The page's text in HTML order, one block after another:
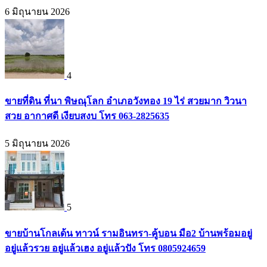
6 มิถุนายน 2026
4
ขายที่ดิน ที่นา พิษณุโลก อำเภอวังทอง 19 ไร่ สวยมาก วิวนา
สวย อากาศดี เงียบสงบ โทร 063-2825635
5 มิถุนายน 2026
5
ขายบ้านโกลเด้น ทาวน์ รามอินทรา-คู้บอน มือ2 บ้านพร้อมอยู่
อยู่แล้วรวย อยู่แล้วเฮง อยู่แล้วปัง โทร 0805924659